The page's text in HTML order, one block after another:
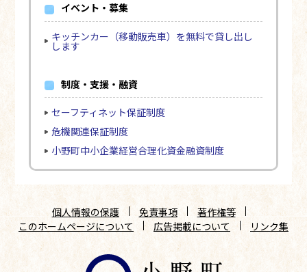
イベント・募集
キッチンカー（移動販売車）を無料で貸し出し
します
制度・支援・融資
セーフティネット保証制度
危機関連保証制度
小野町中小企業経営合理化資金融資制度
個人情報の保護 免責事項
著作権等
このホームページについて
広告掲載について リンク集